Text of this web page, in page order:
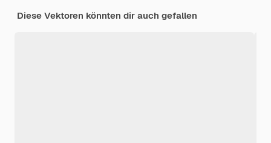
Diese Vektoren könnten dir auch gefallen